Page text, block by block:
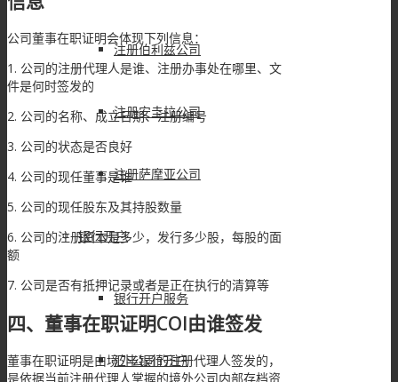
注册伯利兹公司
注册安圭拉公司
注册萨摩亚公司
银行开户
银行开户服务
汇丰银行开户
公司董事在职证明会体现下列信息：
1. 公司的注册代理人是谁、注册办事处在哪里、文
件是何时签发的
2. 公司的名称、成立日期、注册编号
3. 公司的状态是否良好
4. 公司的现任董事是谁
5. 公司的现任股东及其持股数量
6. 公司的注册资本是多少，发行多少股，每股的面
额
7. 公司是否有抵押记录或者是正在执行的清算等
四、董事在职证明COI由谁签发
董事在职证明是由境外公司的注册代理人签发的，
是依据当前注册代理人掌握的境外公司内部存档资